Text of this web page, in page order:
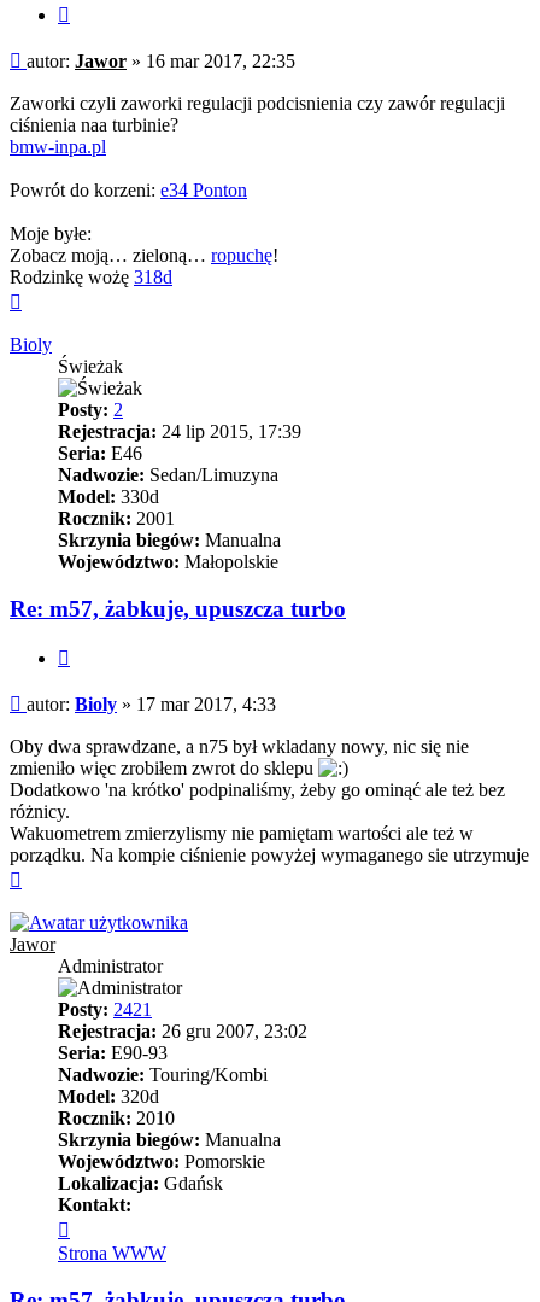
Post
autor: Jawor » 16 mar 2017, 22:35
Zaworki czyli zaworki regulacji podcisnienia czy zawór regulacji
ciśnienia naa turbinie?
bmw-inpa.pl
Powrót do korzeni: e34 Ponton
Moje byłe:
Zobacz moją… zieloną… ropuchę!
Rodzinkę wożę 318d
Bioly
Świeżak
Posty: 2
Rejestracja: 24 lip 2015, 17:39
Seria: E46
Nadwozie: Sedan/Limuzyna
Model: 330d
Rocznik: 2001
Skrzynia biegów: Manualna
Województwo: Małopolskie
Re: m57, żabkuje, upuszcza turbo
Post
autor: Bioly » 17 mar 2017, 4:33
Oby dwa sprawdzane, a n75 był wkladany nowy, nic się nie
zmieniło więc zrobiłem zwrot do sklepu
Dodatkowo 'na krótko' podpinaliśmy, żeby go ominąć ale też bez
różnicy.
Wakuometrem zmierzylismy nie pamiętam wartości ale też w
porządku. Na kompie ciśnienie powyżej wymaganego sie utrzymuje
Jawor
Administrator
Posty: 2421
Rejestracja: 26 gru 2007, 23:02
Seria: E90-93
Nadwozie: Touring/Kombi
Model: 320d
Rocznik: 2010
Skrzynia biegów: Manualna
Województwo: Pomorskie
Lokalizacja: Gdańsk
Kontakt:
się
z
Jawor
Strona WWW